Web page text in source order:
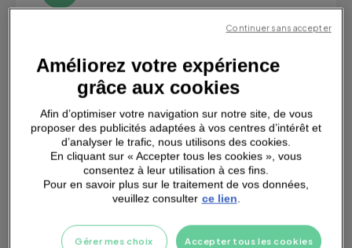
SMALL GROUPS
PARKINGA PROXIMITÉ
Améliorez votre expérience
grâce aux cookies
Afin d’optimiser votre navigation sur notre site, de vous
proposer des publicités adaptées à vos centres d’intérêt et
d’analyser le trafic, nous utilisons des cookies.
En cliquant sur « Accepter tous les cookies », vous
consentez à leur utilisation à ces fins.
Pour en savoir plus sur le traitement de vos données,
veuillez consulter ce lien.
Accepter tous les cookies
Gérer mes choix
Continuer sans accepter